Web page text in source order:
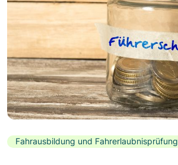
Fahrausbildung und Fahrerlaubnisprüfung